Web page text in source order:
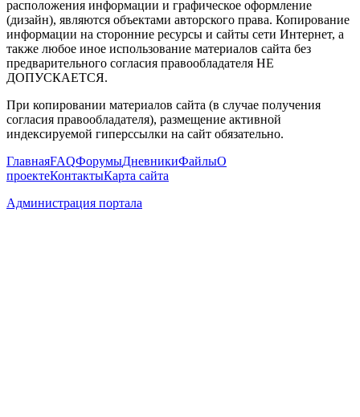
расположения информации и графическое оформление
(дизайн), являются объектами авторского права. Копирование
информации на сторонние ресурсы и сайты сети Интернет, а
также любое иное использование материалов сайта без
предварительного согласия правообладателя НЕ
ДОПУСКАЕТСЯ.
При копировании материалов сайта (в случае получения
согласия правообладателя), размещение активной
индексируемой гиперссылки на сайт обязательно.
ГлавнаяFAQФорумыДневникиФайлыО
проектеКонтактыКарта сайта
Администрация портала